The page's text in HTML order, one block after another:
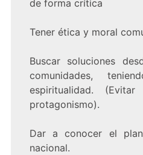
de forma crítica
Tener ética y moral
Buscar soluciones
comunidades,
espiritualidad.
protagonismo).
Dar a conocer el
nacional.